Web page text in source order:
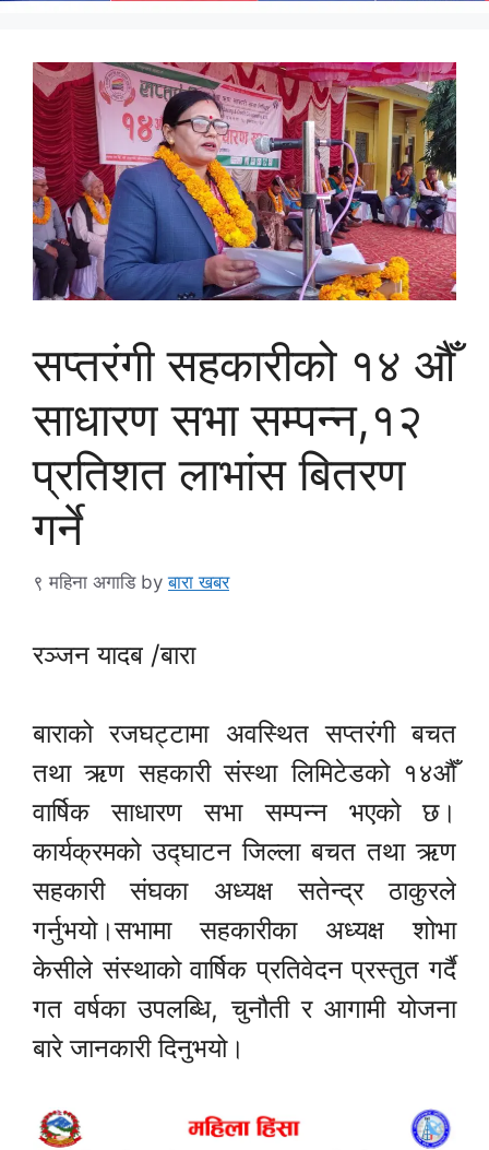
सप्तरंगी सहकारीको १४ औँ
साधारण सभा सम्पन्न,१२
प्रतिशत लाभांस बितरण
गर्ने
९ महिना अगाडि byबारा खबर
रञ्जन यादब /बारा
बाराको रजघट्टामा अवस्थित सप्तरंगी बचत
तथा ऋण सहकारी संस्था लिमिटेडको १४औँ
वार्षिक साधारण सभा सम्पन्न भएको छ।
कार्यक्रमको उद्घाटन जिल्ला बचत तथा ऋण
सहकारी संघका अध्यक्ष सतेन्द्र ठाकुरले
गर्नुभयो।सभामा सहकारीका अध्यक्ष शोभा
केसीले संस्थाको वार्षिक प्रतिवेदन प्रस्तुत गर्दै
गत वर्षका उपलब्धि, चुनौती र आगामी योजना
बारे जानकारी दिनुभयो।